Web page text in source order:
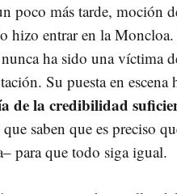
poco más tarde, moción
hizo entrar en la
ha sido una víctima
Su puesta en escena
de la credibilidad
que saben que es preciso
para que todo siga igual.